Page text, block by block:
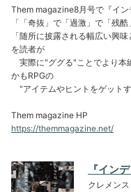
Them magazine8月号で『イン
「「奇抜」で「過激」で「残酷
「随所に披露される幅広い興
を読者が
実際に"ググる"ことでより本
かもRPGの
"アイテムやヒントをゲットす
Them magazine HP
https://themmagazine.net/
『イン
クレメン